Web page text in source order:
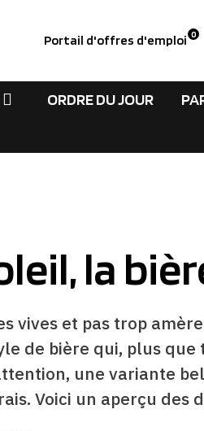
Portail d'offres d'emploi 0
ORDRE DU JOUR
la
vives et pas trop
de bière qui, plus
une variante
Voici un aperçu des